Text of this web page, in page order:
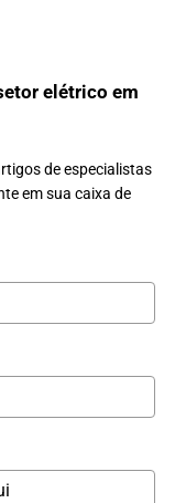
elétrico em
de especialistas
em sua caixa de